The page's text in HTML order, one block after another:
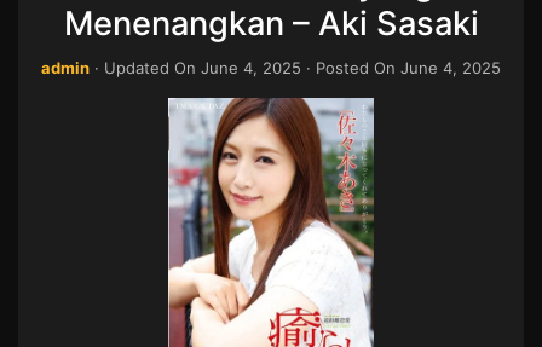
Menenangkan – Aki Sasaki
admin · Updated On June 4, 2025 · Posted On June 4, 2025